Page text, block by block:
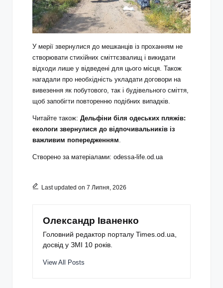
У мерії звернулися до мешканців із проханням не
створювати стихійних сміттєзвалищ і викидати
відходи лише у відведені для цього місця. Також
нагадали про необхідність укладати договори на
вивезення як побутового, так і будівельного сміття,
щоб запобігти повторенню подібних випадків.
Читайте також: Дельфіни біля одеських пляжів:
екологи звернулися до відпочивальників із
важливим попередженням
Створено за матеріалами: odessa-life.od.ua
Last updated on 7 Липня, 2026
Олександр Іваненко
Головний редактор порталу Times.od.ua,
досвід у ЗМІ 10 років.
View All Posts